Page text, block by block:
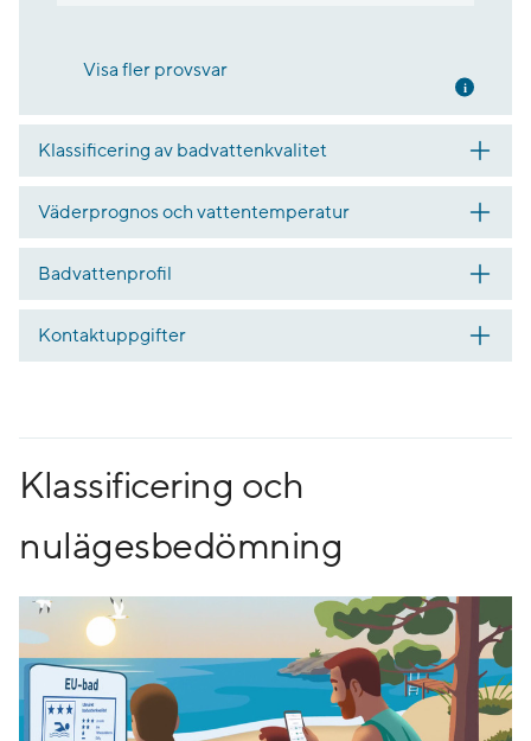
Visa fler provsvar Mer
Klassificering av badvattenkvalitet
Väderprognos och vattentemperatur
Badvattenprofil
Kontaktuppgifter
Klassificering och
nulägesbedömning